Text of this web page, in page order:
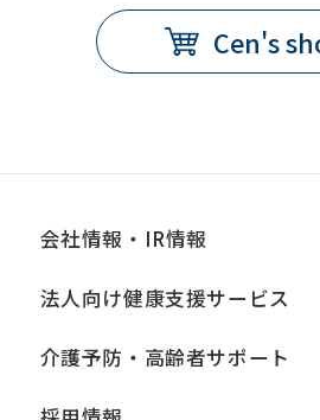
Cen's
会社情報・IR情報
法人向け健康支援サービス
介護予防・高齢者サポート